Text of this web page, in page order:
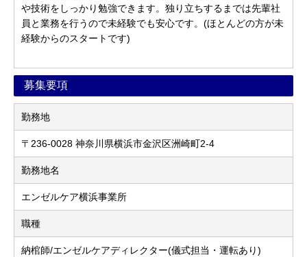
や技術をしっかり勉強できます。独り立ちするまでは先輩社
員と業務を行うので未経験でも安心です。(ほとんどの方が未
経験からのスタートです)
募集要項
勤務地
〒236-0028 神奈川県横浜市金沢区洲崎町2-4
勤務地名
エンゼルケア横浜事業所
職種
納棺師/エンゼルケアディレクター(儀式担当・運転あり)